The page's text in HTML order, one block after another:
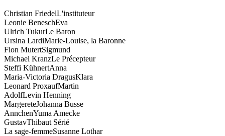
Christian FriedelL'instituteur
Leonie BeneschEva
Ulrich TukurLe Baron
Ursina LardiMarie-Louise, la Baronne
Fion MutertSigmund
Michael KranzLe Précepteur
Steffi KühnertAnna
Maria-Victoria DragusKlara
Leonard ProxaufMartin
AdolfLevin Henning
MargereteJohanna Busse
AnnchenYuma Amecke
GustavThibaut Sérié
La sage-femmeSusanne Lothar